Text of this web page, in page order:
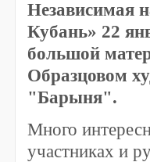
Независимая
Кубань» 22
большой
Образцовом
"Барыня".
Много
участниках и